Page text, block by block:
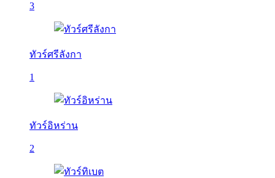
3
ทัวร์ศรีลังกา
1
ทัวร์อิหร่าน
2